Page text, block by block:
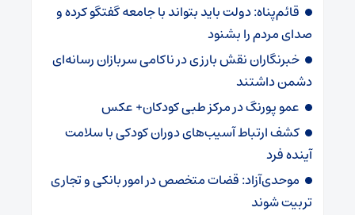
قائم‌پناه: دولت باید بتواند با جامعه گفتگو کرده و
صدای مردم را بشنود
خبرنگاران نقش بارزی در ناکامی سربازان رسانه‌ای
دشمن داشتند
عمو پورنگ در مرکز طبی کودکان+ عکس
کشف ارتباط آسیب‌های دوران کودکی با سلامت
آینده فرد
موحدی‌آزاد: قضات متخصص در امور بانکی و تجاری
تربیت شوند